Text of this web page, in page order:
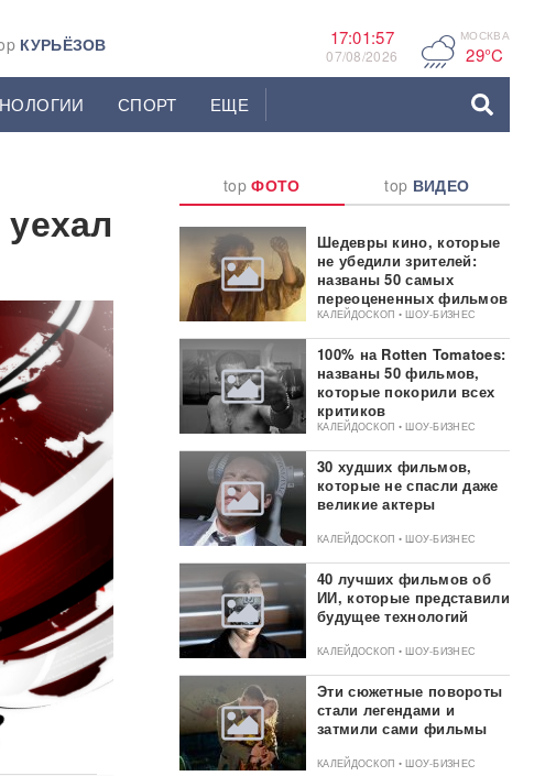
КУРЬЁЗОВ 17:01:58
07/08/2026 F МОСКВА
29°C
СПОРТ ЕЩЕ
topФОТО top ВИДЕО
Шедевры кино, которые
не убедили зрителей:
названы 50 самых
переоцененных фильмов
КАЛЕЙДОСКОП • ШОУ-БИЗНЕС
100% на Rotten Tomatoes:
названы 50 фильмов,
которые покорили всех
критиков
КАЛЕЙДОСКОП • ШОУ-БИЗНЕС
30 худших фильмов,
которые не спасли даже
великие актеры
КАЛЕЙДОСКОП • ШОУ-БИЗНЕС
40 лучших фильмов об
ИИ, которые представили
будущее технологий
КАЛЕЙДОСКОП • ШОУ-БИЗНЕС
Эти сюжетные повороты
стали легендами и
затмили сами фильмы
КАЛЕЙДОСКОП • ШОУ-БИЗНЕС